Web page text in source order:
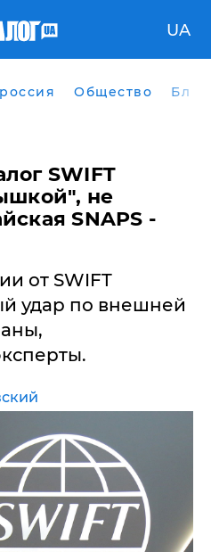
UA
россия Общество
SWIFT
не
SNAPS -
от SWIFT
удар по внешней